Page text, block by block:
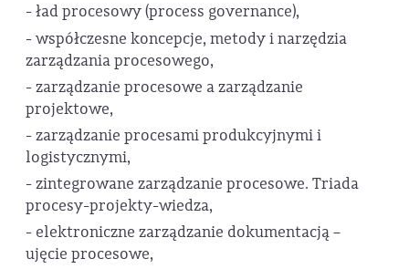
- ład procesowy (process governance),
- współczesne koncepcje, metody i narzędzia
zarządzania procesowego,
- zarządzanie procesowe a zarządzanie
projektowe,
- zarządzanie procesami produkcyjnymi i
logistycznymi,
- zintegrowane zarządzanie procesowe. Triada
procesy-projekty-wiedza,
- elektroniczne zarządzanie dokumentacją –
ujęcie procesowe,